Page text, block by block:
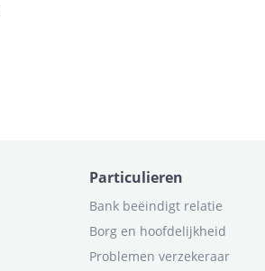
Particulieren
Bank beëindigt relatie
Borg en hoofdelijkheid
Problemen verzekeraar